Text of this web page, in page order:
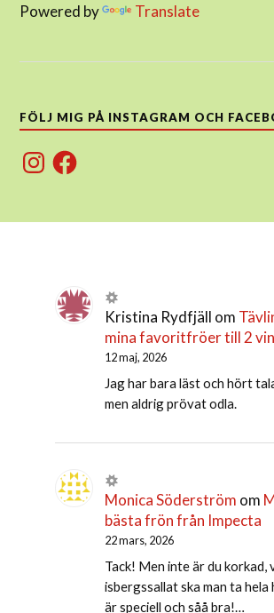
Powered by Translate
FÖLJ MIG PÅ INSTAGRAM OCH
InstagramFacebook
Kristina Rydfjäll om
mina favoritfröer till 2
12 maj, 2026
Jag har bara läst och hört
men aldrig prövat odla.
Monica Söderström om
bästa frön från Impecta
22 mars, 2026
Tack! Men inte är du korkad,
isbergssallat ska man ta hela
är speciell och såå bra!…